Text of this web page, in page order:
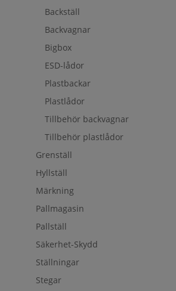
Backställ
Backvagnar
Bigbox
ESD-lådor
Plastbackar
Plastlådor
Tillbehör backvagnar
Tillbehör plastlådor
Grenställ
Hyllställ
Märkning
Pallmagasin
Pallställ
Säkerhet-Skydd
Ställningar
Stegar